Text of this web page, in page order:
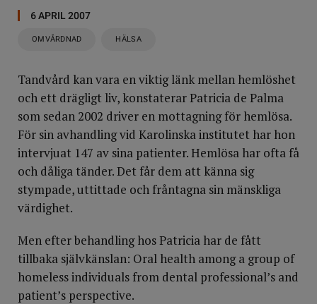
6 APRIL 2007
OMVÅRDNAD HÄLSA
Tandvård kan vara en viktig länk mellan hemlöshet
och ett drägligt liv, konstaterar Patricia de Palma
som sedan 2002 driver en mottagning för hemlösa.
För sin avhandling vid Karolinska institutet har hon
intervjuat 147 av sina patienter. Hemlösa har ofta få
och dåliga tänder. Det får dem att känna sig
stympade, uttittade och fråntagna sin mänskliga
värdighet.
Men efter behandling hos Patricia har de fått
tillbaka självkänslan: Oral health among a group of
homeless individuals from dental professional’s and
patient’s perspective.